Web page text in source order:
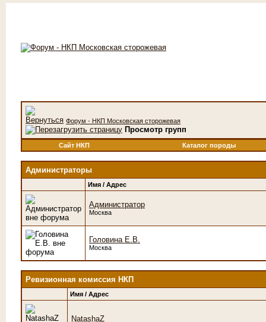
Форум - НКП Московская сторожевая
Просмотр групп
Сайт НКП Каталог породы
Администраторы
Имя / Адрес
Администратор
Москва
Головина Е.В.
Москва
Ревизионная комиссия НКП
Имя / Адрес
NatashaZ